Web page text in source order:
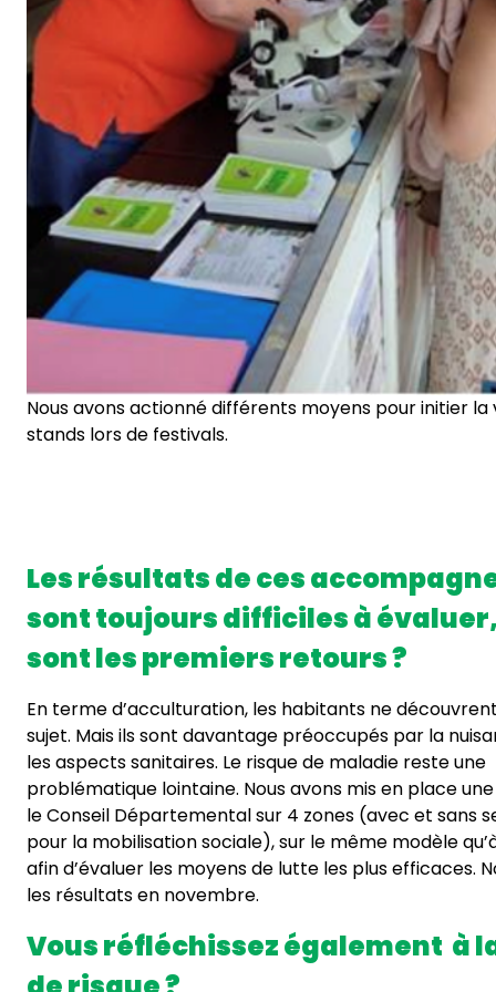
Nous avons actionné différents moyens pour initier
stands lors de festivals.
Les résultats de ces
sont toujours difficiles à
sont les premiers retours ?
En terme d’acculturation, les habitants ne
sujet. Mais ils sont davantage préoccupés par la
les aspects sanitaires. Le risque de maladie reste une
problématique lointaine. Nous avons mis en place
le Conseil Départemental sur 4 zones (avec et sans
pour la mobilisation sociale), sur le même modèle
afin d’évaluer les moyens de lutte les plus efficaces.
les résultats en novembre.
Vous réfléchissez également à